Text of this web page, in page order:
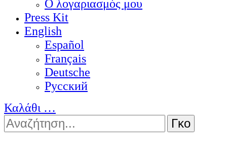
Ο λογαριασμός μου
Press Kit
English
Español
Français
Deutsche
Pусский
Καλάθι …